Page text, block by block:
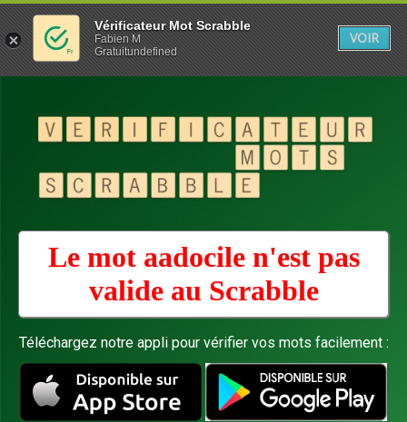
Le mot aadocile n'est pas
valide au Scrabble
Téléchargez notre appli pour vérifier vos mots facilement :
Vérificateur Mot Scrabble
Fabien M
Gratuitundefined
VOIR